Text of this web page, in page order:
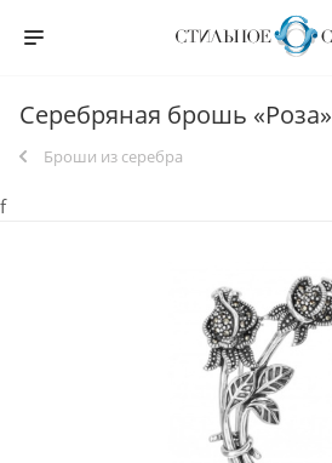
Серебряная брошь «Роза»
Броши из серебра
f